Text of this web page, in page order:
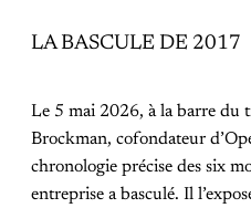
qui dépasse le simple conflit
LA BASCULE DE 2017
Le 5 mai 2026, à la barre du
Brockman, cofondateur
chronologie précise des six
entreprise a basculé. Il